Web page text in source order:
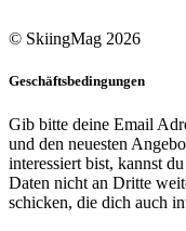
© SkiingMag 2026
Geschäftsbedingungen
Gib bitte deine Email
und den neuesten
interessiert bist, kannst
Daten nicht an Dritte
schicken, die dich auch